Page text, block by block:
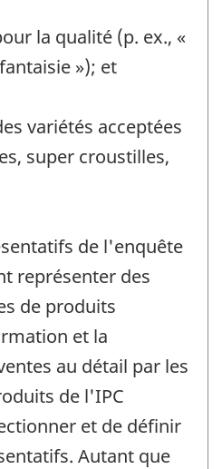
la qualité (p. ex., «
»); et
variétés acceptées
super croustilles,
de l'enquête
représenter des
de produits
et la
au détail par les
de l'IPC
et de définir
Autant que